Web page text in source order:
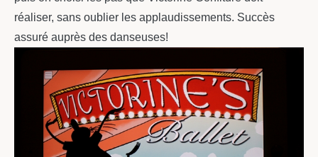
réaliser, sans oublier les applaudissements. Succès
assuré auprès des danseuses!